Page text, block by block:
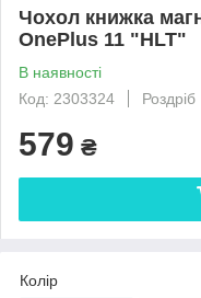
Чохол книжка
OnePlus 11 "HLT"
В наявності
Код: 2303324
Роздріб
579 ₴
Колір